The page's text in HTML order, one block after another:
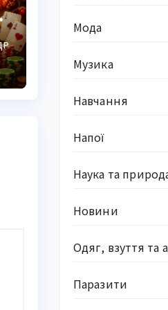
Мода
Музика
Навчання
Напої
Наука та
Новини
Одяг, взуття та
Паразити